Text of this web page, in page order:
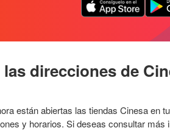
direcciones de
están abiertas las tiendas Cinesa
y horarios. Si deseas consultar